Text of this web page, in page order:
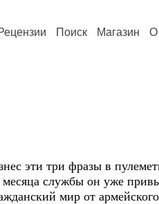
Поиск Магазин О
эти три фразы в
службы он уже
мир от